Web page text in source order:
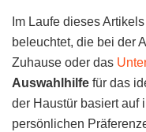
Im Laufe dieses
beleuchtet, die bei der
Zuhause oder das
Auswahlhilfe für das
der Haustür basiert auf
persönlichen